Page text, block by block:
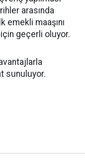
arasında
emekli maaşını
geçerli oluyor.
sunuluyor.